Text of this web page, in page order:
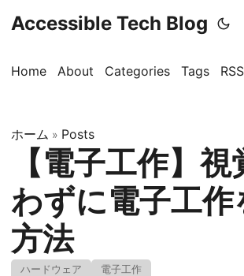
Accessible Tech Blog
Home About Categories Tags RSS
ホーム » Posts
【電子工作】
わずに電子工作
方法
ハードウェア 電子工作